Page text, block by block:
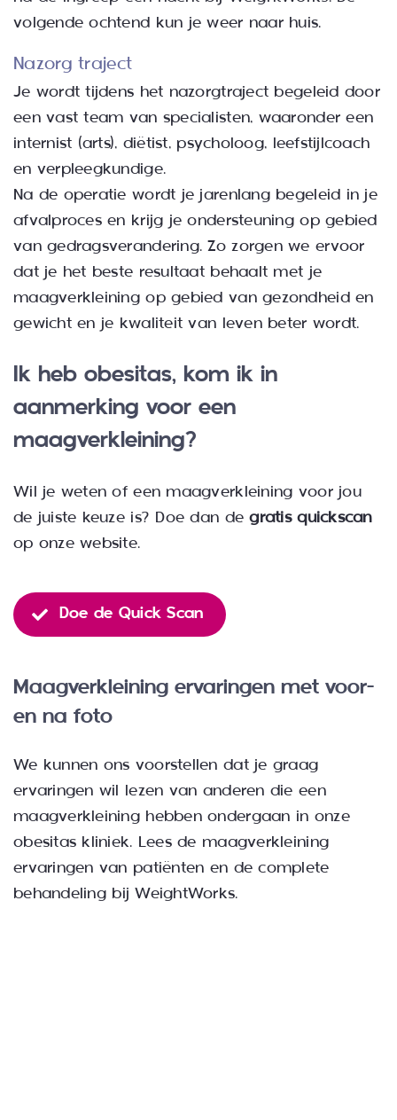
volgende ochtend kun je weer naar huis.
Nazorg traject
Je wordt tijdens het nazorgtraject begeleid door
een vast team van specialisten, waaronder een
internist (arts), diëtist, psycholoog, leefstijlcoach
en verpleegkundige.
Na de operatie wordt je jarenlang begeleid in je
afvalproces en krijg je ondersteuning op gebied
van gedragsverandering. Zo zorgen we ervoor
dat je het beste resultaat behaalt met je
maagverkleining op gebied van gezondheid en
gewicht en je kwaliteit van leven beter wordt.
Ik heb obesitas; kom ik in
aanmerking voor een
maagverkleining?
Wil je weten of een maagverkleining voor jou
de juiste keuze is? Doe dan degratis quickscan
op onze website.
Doe de Quick Scan
Maagverkleining ervaringen met voor-
en na foto
We kunnen ons voorstellen dat je graag
ervaringen wil lezen van anderen die een
maagverkleining hebben ondergaan in onze
obesitas kliniek. Lees de maagverkleining
ervaringen van patiënten en de complete
behandelingbij WeightWorks.